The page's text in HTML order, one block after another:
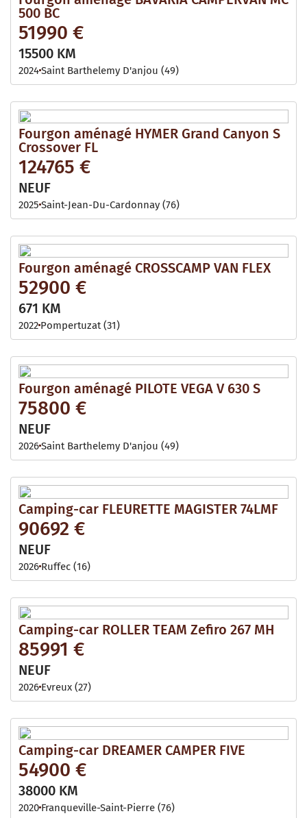
500 BC
51990 €
15500 KM
2024Saint Barthelemy D'anjou (49)
Fourgon aménagé HYMER Grand Canyon S
Crossover FL
124765 €
NEUF
2025 Saint-Jean-Du-Cardonnay (76)
Fourgon aménagé CROSSCAMP VAN FLEX
52900 €
671 KM
2022 Pompertuzat (31)
Fourgon aménagé PILOTE VEGA V 630 S
75800 €
NEUF
2026Saint Barthelemy D'anjou (49)
Camping-car FLEURETTE MAGISTER 74LMF
90692 €
NEUF
2026 Ruffec (16)
Camping-car ROLLER TEAM Zefiro 267 MH
85991 €
NEUF
2026 Evreux (27)
Camping-car DREAMER CAMPER FIVE
54900 €
38000 KM
2020 Franqueville-Saint-Pierre (76)